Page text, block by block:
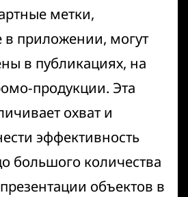
метки,
в приложении, могут
в публикациях, на
продукции. Эта
охват и
эффективность
большого количества
объектов в